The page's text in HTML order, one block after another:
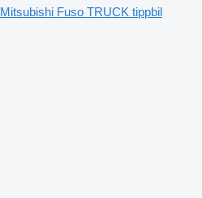
Mitsubishi Fuso TRUCK tippbil